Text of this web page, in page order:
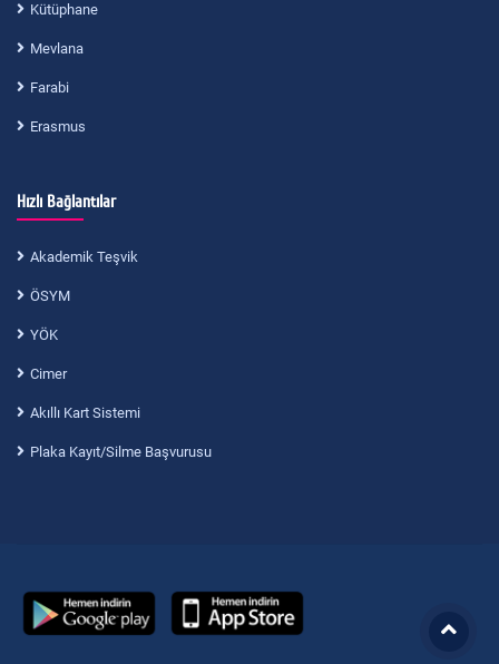
Kütüphane
Mevlana
Farabi
Erasmus
Hızlı Bağlantılar
Akademik Teşvik
ÖSYM
YÖK
Cimer
Akıllı Kart Sistemi
Plaka Kayıt/Silme Başvurusu